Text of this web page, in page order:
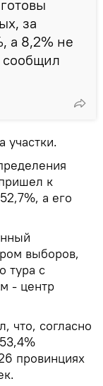
за
а 8,2% не
участки.
к
а его
выборов,
тура с
- центр
что, согласно
провинциях